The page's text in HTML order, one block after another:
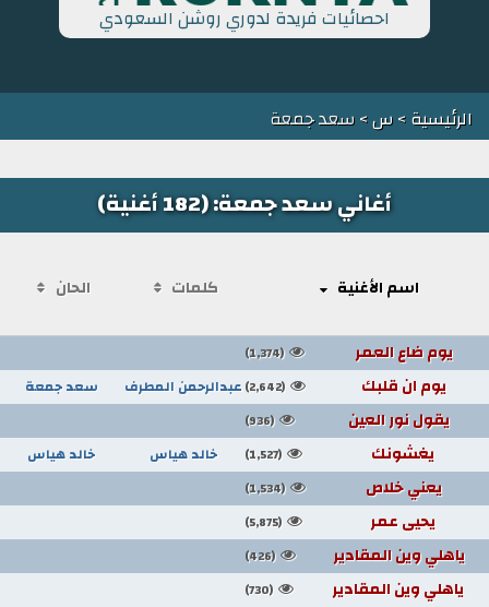
احصائيات فريدة لدوري روشن السعودي
الرئيسية>س> سعد جمعة
أغاني سعد جمعة: (182 أغنية)
اسم الأغنية كلمات الحان
يوم ضاع العمر (1,374)
يوم ان قلبك (2,642) عبدالرحمن المطرف سعد جمعة
يقول نور العين (936)
يغشونك (1,527) خالد هياس خالد هياس
يعني خلاص (1,534)
يحيى عمر (5,875)
ياهلي وين المقادير (426)
ياهلي وين المقادير (730)